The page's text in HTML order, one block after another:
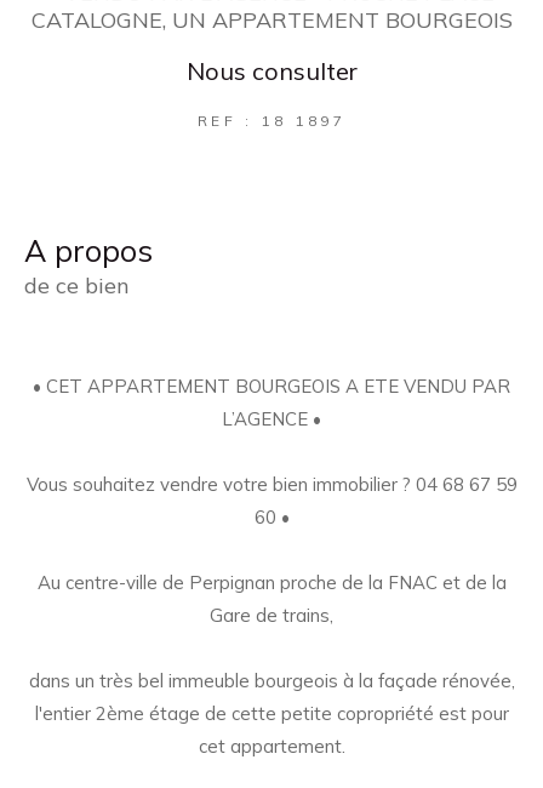
CATALOGNE, UN APPARTEMENT BOURGEOIS
Nous consulter
REF : 18 1897
a propos
de ce bien
• CET APPARTEMENT BOURGEOIS A ETE VENDU PAR
L’AGENCE •
Vous souhaitez vendre votre bien immobilier ? 04 68 67 59
60 •
Au centre-ville de Perpignan proche de la FNAC et de la
Gare de trains,
dans un très bel immeuble bourgeois à la façade rénovée,
l'entier 2ème étage de cette petite copropriété est pour
cet appartement.